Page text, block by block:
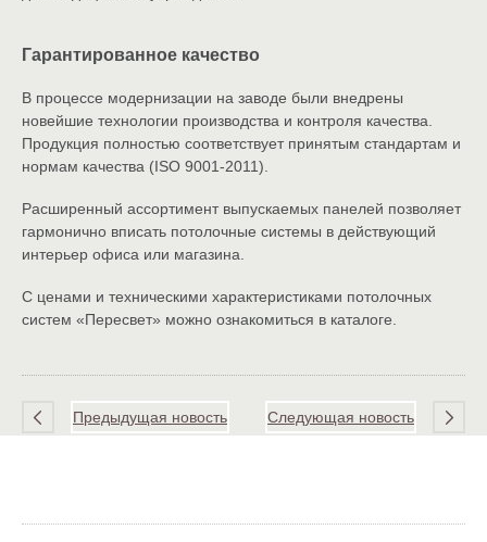
Гарантированное качество
В процессе модернизации на заводе были внедрены
новейшие технологии производства и контроля качества.
Продукция полностью соответствует принятым стандартам и
нормам качества (ISO 9001-2011).
Расширенный ассортимент выпускаемых панелей позволяет
гармонично вписать потолочные системы в действующий
интерьер офиса или магазина.
С ценами и техническими характеристиками потолочных
систем «Пересвет» можно ознакомиться в каталоге.
Следующая новость
Предыдущая новость